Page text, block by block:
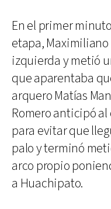
En el primer
etapa,
izquierda y metió
que aparentaba
arquero Matías
Romero anticipó
para evitar que
palo y terminó
arco propio
a Huachipato.